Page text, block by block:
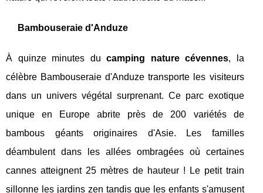
Bambouseraie d'Anduze
À quinze minutes ducamping nature cévennes, la
célèbre Bambouseraie d'Anduze transporte les visiteurs
dans un univers végétal surprenant. Ce parc exotique
unique en Europe abrite près de 200 variétés de
bambous géants originaires d'Asie. Les familles
déambulent dans les allées ombragées où certaines
cannes atteignent 25 mètres de hauteur ! Le petit train
sillonne les jardins zen tandis que les enfants s'amusent